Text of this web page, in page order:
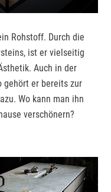
Rohstoff. Durch die
ist er vielseitig
Auch in der
gehört er bereits zur
Wo kann man ihn
verschönern?